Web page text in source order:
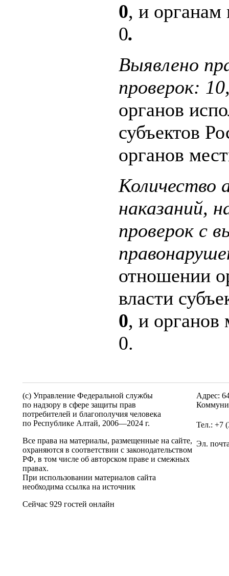
0, и органам
0.
Выявлено
проверок:
органов
субъектов
органов
Количество
наказаний,
проверок с
отношении
власти
0, и органов
0.
(c) Управление Федеральной службы
по надзору в сфере защиты прав
потребителей и благополучия человека
по Республике Алтай, 2006—2024 г.
Все права на материалы, размещенные на сайте,
охраняются в соответствии с законодательством
РФ, в том числе об авторском праве и смежных
правах.
При использовании материалов сайта
необходима ссылка на источник
Сейчас 929 гостей онлайн
Адрес:
Тел.: +7
Эл.